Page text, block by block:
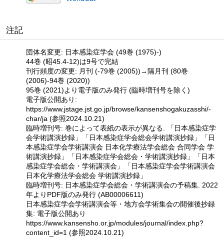
注記
団体名変更: 日本感染症学会 (49巻 (1975)-)
44巻 (昭45.4-12)は9号で完結
刊行頻度の変更: 月刊 (-79巻 (2005))→隔月刊 (80巻
(2006)-94巻 (2020))
95巻 (2021)より電子版のみ発行 (臨時増刊号を除く)
電子版公開あり:
https://www.jstage.jst.go.jp/browse/kansenshogakuzasshi/-
char/ja (参照2024.10.21)
臨時増刊号: 巻によって表紙の表示が異なる. 「日本感染症学
会学術講演抄録」「日本感染症学会総会学術講演抄録」「日
本感染症学会学術講演会 日本化学療法学会総会 合同学会 学
術講演抄録」「日本感染症学会総会・学術講演抄録」「日本
感染症学会総会・学術講演会」「日本感染症学会学術講演会
日本化学療法学会総会 学術講演抄録」
臨時増刊号: 日本感染症学会総会・学術講演会の予稿集. 2022
年よりPDF版のみ発行 (AB00006611)
日本感染症学会学術講演会等・地方会学術集会の開催後抄録
集: 電子版公開あり
https://www.kansensho.or.jp/modules/journal/index.php?
content_id=1 (参照2024.10.21)